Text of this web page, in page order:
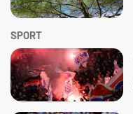
SPORT